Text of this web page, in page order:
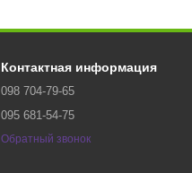
Контактная информация
098 704-79-65
095 681-54-75
Обратный звонок